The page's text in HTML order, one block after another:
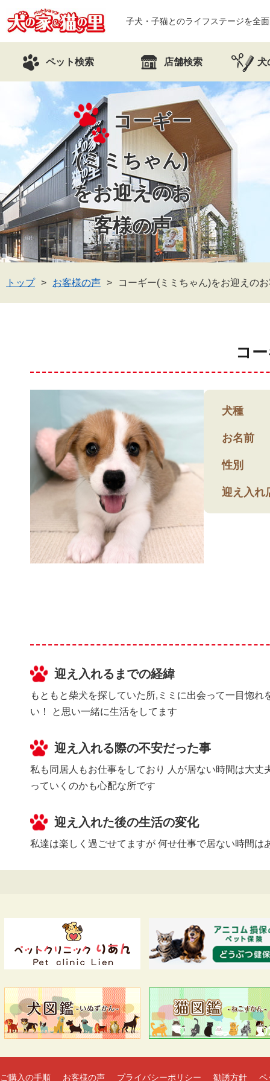
子犬・子猫とのライフステージを全
ペット検索 店舗検索 犬
コーギー
(ミミちゃん)
をお迎えのお
客様の声
トップ お客様の声 コーギー(ミミちゃん)をお迎えの
コ
犬種
お名前
性別
迎え入れ
迎え入れるまでの経緯
もともと柴犬を探していた所,ミミに出会って一目惚
い！ と思い一緒に生活をしてます
迎え入れる際の不安だった事
私も同居人もお仕事をしており 人が居ない時間は大
っていくのかも心配な所です
迎え入れた後の生活の変化
私達は楽しく過ごせてますが 何せ仕事で居ない時間
ご購入の手順 お客様の声 プライバシーポリシー 勧誘方針 ペ